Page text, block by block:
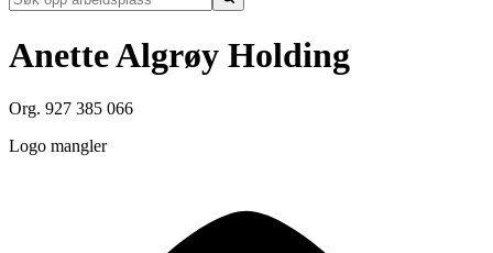
Anette Algrøy Holding
Org. 927 385 066
Logo mangler